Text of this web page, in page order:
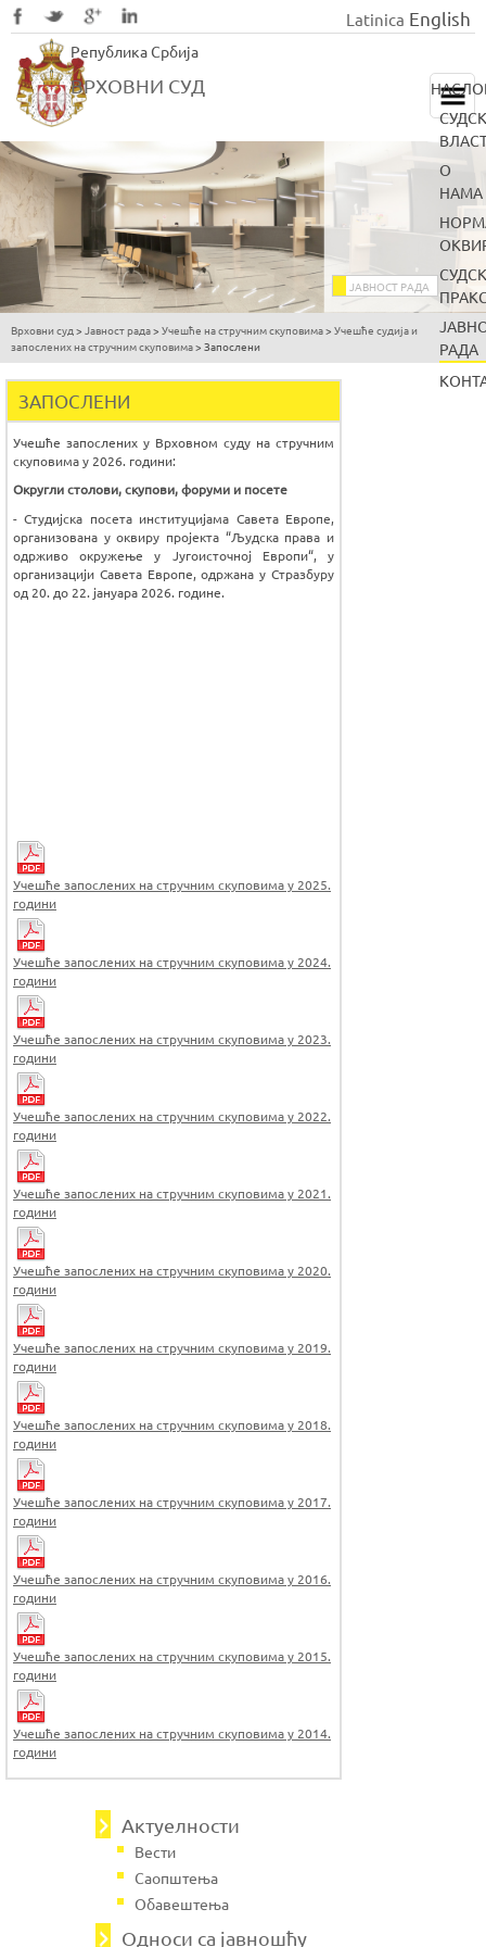
to
main
Република Србија
ВРХОВНИ СУД
Latinica English
О
НАМА
РАДА
ЈАВНОСТ РАДА
You
here
Врховни суд > Јавност рада> Учешће на стручним скуповима> Учешће судија и
запослених на стручним скуповима> Запослени
ЗАПОСЛЕНИ
Учешће запослених у Врховном суду на стручним
скуповима у 2026. години:
Округли столови, скупови, форуми и посете
- Студијска посета институцијама Савета Европе,
организована у оквиру пројекта “Људска права и
одрживо окружење у Југоисточној Европи“, у
организацији Савета Европе, одржана у Стразбуру
од 20. до 22. јануара 2026. године.
Учешће запослених на стручним скуповима у 2025.
години
Учешће запослених на стручним скуповима у 2024.
години
Учешће запослених на стручним скуповима у 2023.
години
Учешће запослених на стручним скуповима у 2022.
години
Учешће запослених на стручним скуповима у 2021.
години
Учешће запослених на стручним скуповима у 2020.
години
Учешће запослених на стручним скуповима у 2019.
години
Учешће запослених на стручним скуповима у 2018.
години
Учешће запослених на стручним скуповима у 2017.
години
Учешће запослених на стручним скуповима у 2016.
години
Учешће запослених на стручним скуповима у 2015.
години
Учешће запослених на стручним скуповима у 2014.
години
Актуелности
Вести
Саопштења
Обавештења
Односи са јавношћу